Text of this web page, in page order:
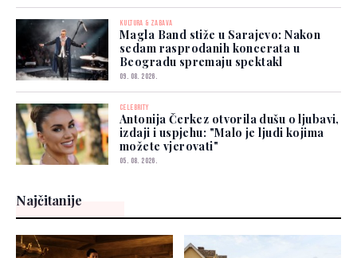
KULTURA & ZABAVA
Magla Band stiže u Sarajevo: Nakon
sedam rasprodanih koncerata u
Beogradu spremaju spektakl
09. 08. 2026.
CELEBRITY
Antonija Čerkez otvorila dušu o ljubavi,
izdaji i uspjehu: "Malo je ljudi kojima
možete vjerovati"
05. 08. 2026.
Najčitanije